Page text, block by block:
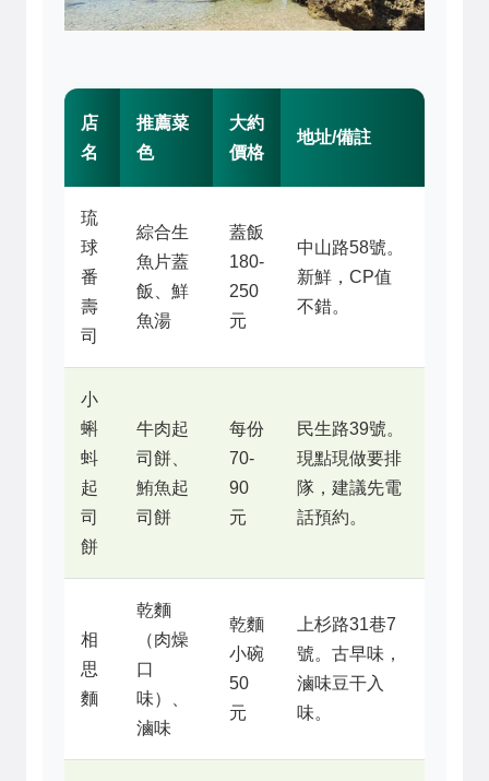
店
名
推薦菜
色
大約
價格
地址/備註
琉
球
番
壽
司
綜合生
魚片蓋
飯、鮮
魚湯
蓋飯
180-
250
元
中山路58號。
新鮮，CP值
不錯。
小
蝌
蚪
起
司
餅
牛肉起
司餅、
鮪魚起
司餅
每份
70-
90
元
民生路39號。
現點現做要排
隊，建議先電
話預約。
相
思
麵
乾麵
（肉燥
口
味）、
滷味
乾麵
小碗
50
元
上杉路31巷7
號。古早味，
滷味豆干入
味。